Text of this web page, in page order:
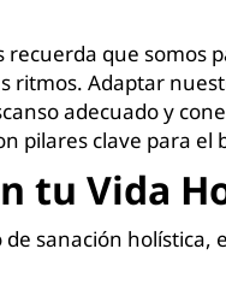
recuerda que somos
ritmos. Adaptar
adecuado y
pilares clave para el
tu Vida
sanación holística,